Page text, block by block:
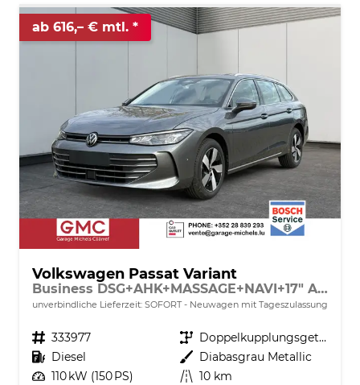
ab 616,– € mtl.
Volkswagen Passat Variant
Business DSG+AHK+MASSAGE+NAVI+17" ALU+ACC+KAMERA+LED
unverbindliche Lieferzeit: SOFORT Neuwagen mit Tageszulassung
Fahrzeugnr. 333977 Getriebe
Doppelkupplungsgetriebe (DSG)
Kraftstoff Diesel Außenfarbe Diabasgrau Metallic
Leistung 110 kW (150 PS) Kilometerstand 10 km